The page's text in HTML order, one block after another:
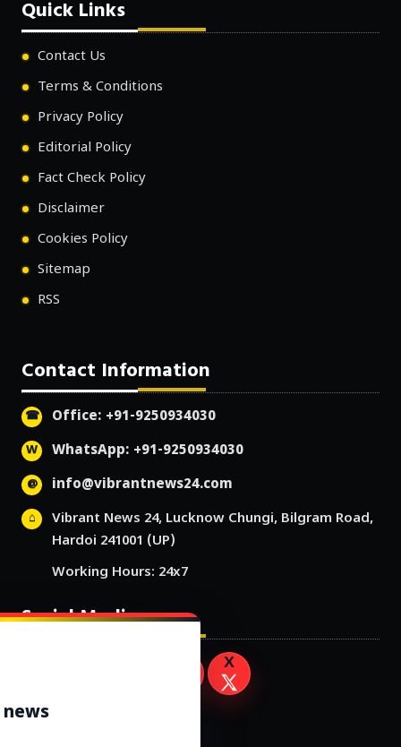
Quick Links
Contact Us
Terms & Conditions
Privacy Policy
Editorial Policy
Fact Check Policy
Disclaimer
Cookies Policy
Sitemap
RSS
Contact Information
Office: +91-9250934030
WhatsApp: +91-9250934030
info@vibrantnews24.com
Vibrant News 24, Lucknow Chungi, Bilgram Road,
Hardoi 241001 (UP)
Working Hours: 24x7
Social Media